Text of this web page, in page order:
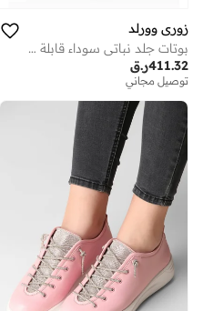
زوري وورلد
بوتات جلد نباتي سوداء قابلة للتحويل بنعل سميك بارتفاع بوصة
ر.ق411.32
توصيل مجاني